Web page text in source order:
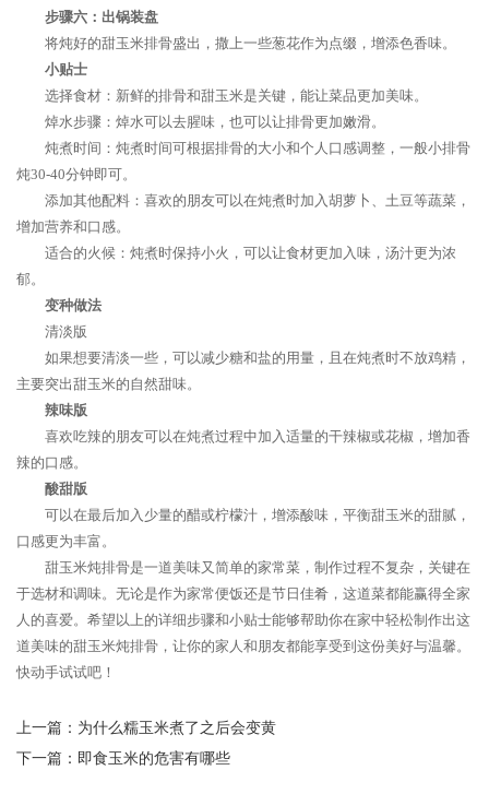
步骤六：出锅装盘
将炖好的甜玉米排骨盛出，撒上一些葱花作为点缀，增添色香味。
小贴士
选择食材：新鲜的排骨和甜玉米是关键，能让菜品更加美味。
焯水步骤：焯水可以去腥味，也可以让排骨更加嫩滑。
炖煮时间：炖煮时间可根据排骨的大小和个人口感调整，一般小排骨
炖30-40分钟即可。
添加其他配料：喜欢的朋友可以在炖煮时加入胡萝卜、土豆等蔬菜，
增加营养和口感。
适合的火候：炖煮时保持小火，可以让食材更加入味，汤汁更为浓
郁。
变种做法
清淡版
如果想要清淡一些，可以减少糖和盐的用量，且在炖煮时不放鸡精，
主要突出甜玉米的自然甜味。
辣味版
喜欢吃辣的朋友可以在炖煮过程中加入适量的干辣椒或花椒，增加香
辣的口感。
酸甜版
可以在最后加入少量的醋或柠檬汁，增添酸味，平衡甜玉米的甜腻，
口感更为丰富。
甜玉米炖排骨是一道美味又简单的家常菜，制作过程不复杂，关键在
于选材和调味。无论是作为家常便饭还是节日佳肴，这道菜都能赢得全家
人的喜爱。希望以上的详细步骤和小贴士能够帮助你在家中轻松制作出这
道美味的甜玉米炖排骨，让你的家人和朋友都能享受到这份美好与温馨。
快动手试试吧！
上一篇： 为什么糯玉米煮了之后会变黄
下一篇： 即食玉米的危害有哪些